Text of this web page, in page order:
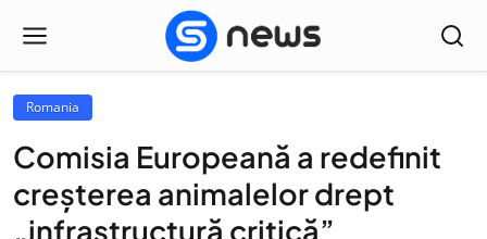
Romania
Comisia Europeană a redefinit
creșterea animalelor drept
„infrastructură critică”